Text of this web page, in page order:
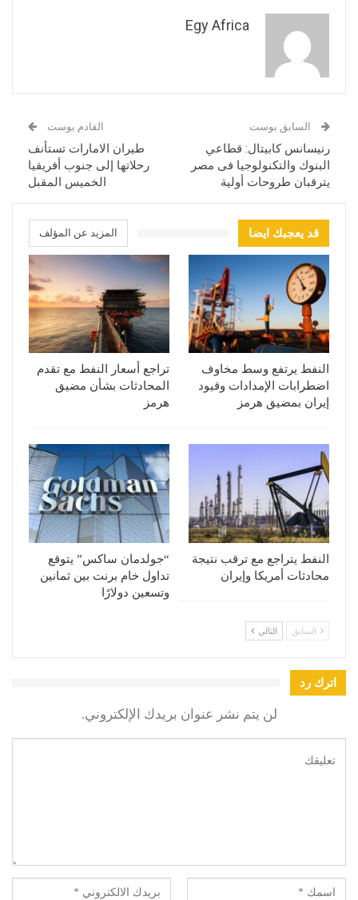
Egy Africa
السابق بوست
رنيسانس كابيتال: قطاعي
البنوك والتكنولوجيا فى مصر
يترقبان طروحات أولية
القادم بوست
طيران الامارات تستأنف
رحلاتها إلى جنوب أفريقيا
الخميس المقبل
قد يعجبك ايضا المزيد عن المؤلف
النفط يرتفع وسط مخاوف
اضطرابات الإمدادات وقيود
إيران بمضيق هرمز
تراجع أسعار النفط مع تقدم
المحادثات بشأن مضيق
هرمز
النفط يتراجع مع ترقب نتيجة
محادثات أمريكا وإيران
“جولدمان ساكس” يتوقع
تداول خام برنت بين ثمانين
وتسعين دولارًا
السابق التالي
اترك رد
لن يتم نشر عنوان بريدك الإلكتروني.